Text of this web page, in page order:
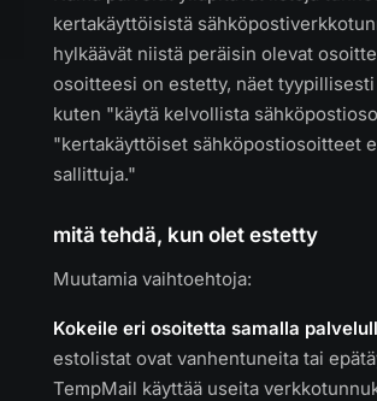
kertakäyttöisistä
hylkäävät niistä peräisin olevat
osoitteesi on estetty, näet
kuten "käytä kelvollista
"kertakäyttöiset sähköpostiosoitteet
sallittuja."
mitä tehdä, kun olet estetty
Muutamia vaihtoehtoja:
Kokeile eri osoitetta samalla
estolistat ovat vanhentuneita tai
TempMail käyttää useita